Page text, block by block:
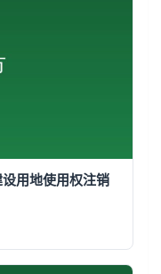
用地使用权注销